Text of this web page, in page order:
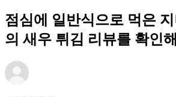
점심에 일반식으로 먹은 지
의 새우 튀김 리뷰를 확인